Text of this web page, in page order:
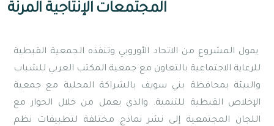
المجتمعات الإنتاجية المرنة
يمول المشروع من الاتحاد الأوروبي وتنفذه الجمعية القبطية
للرعاية الاجتماعية بالتعاون مع جمعية المكتب العربي للشباب
والبيئة بمحافظة بني سويف بالشراكة المحلية مع جمعية
الإخلاص القبطية للتنمية. والذي يعمل من خلال الحوار مع
اللجان المجتمعية إلى نشر نماذج مختلفة لتطبيقات نظم